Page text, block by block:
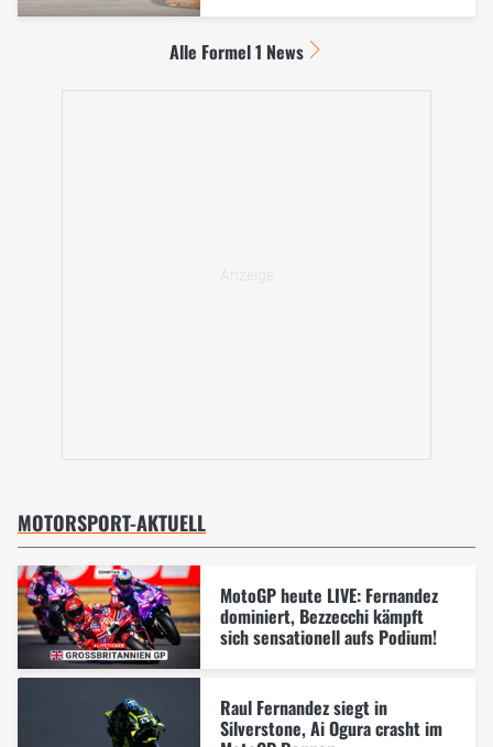
Alle Formel 1 News
MOTORSPORT-AKTUELL
MotoGP heute LIVE: Fernandez
dominiert, Bezzecchi kämpft
sich sensationell aufs Podium!
Raul Fernandez siegt in
Silverstone, Ai Ogura crasht im